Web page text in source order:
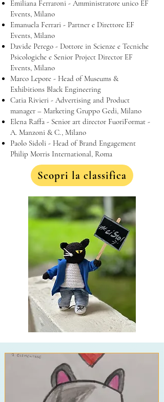
Emiliana Ferraroni - Amministratore unico EF
Events, Milano
Emanuela Ferrari - Partner e Direttore EF
Events, Milano
Davide Perego - Dottore in Scienze e Tecniche
Psicologiche e Senior Project Director EF
Events, Milano
Marco Lepore - Head of Museums &
Exhibitions Black Engineering
Catia Rivieri - Advertising and Product
manager – Marketing Gruppo Gedi, Milano
Elena Raffa - Senior art director FuoriFormat -
A. Manzoni & C., Milano
Paolo Sidoli - Head of Brand Engagement
Philip Morris International, Roma
Scopri la classifica